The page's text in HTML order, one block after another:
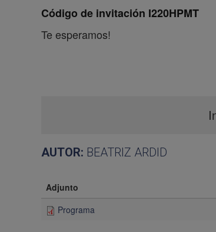
Código de invitación I220HPMT
Te esperamos!
AUTOR: BEATRIZ ARDID
Adjunto
Programa